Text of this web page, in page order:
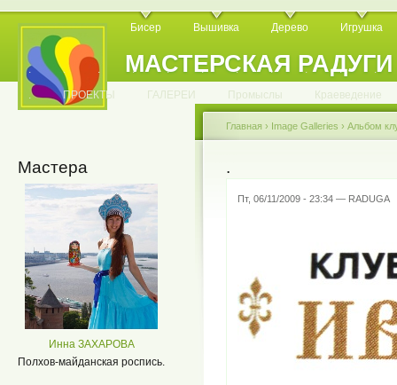
МАСТЕРСКАЯ РАДУГИ
Бисер Вышивка Дерево Игрушка
. . . . . . . . . . .
. ПРОЕКТЫ ГАЛЕРЕИ Промыслы Краеведение
Мастера
Инна ЗАХАРОВА
Полхов-майданская роспись.
Главная › Image Galleries › Альбом
.
Пт, 06/11/2009 - 23:34 — RADUGA